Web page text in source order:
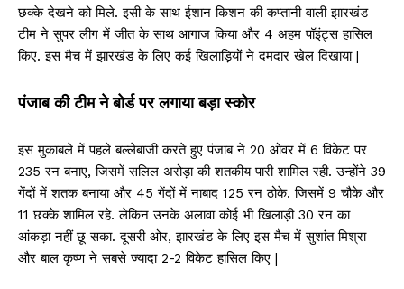
छक्के देखने को मिले. इसी के साथ ईशान किशन की कप्तानी वाली झारखंड
टीम ने सुपर लीग में जीत के साथ आगाज किया और 4 अहम पॉइंट्स हासिल
किए. इस मैच में झारखंड के लिए कई खिलाड़ियों ने दमदार खेल दिखाया |
पंजाब की टीम ने बोर्ड पर लगाया बड़ा स्कोर
इस मुकाबले में पहले बल्लेबाजी करते हुए पंजाब ने 20 ओवर में 6 विकेट पर
235 रन बनाए, जिसमें सलिल अरोड़ा की शतकीय पारी शामिल रही. उन्होंने 39
गेंदों में शतक बनाया और 45 गेंदों में नाबाद 125 रन ठोके. जिसमें 9 चौके और
11 छक्के शामिल रहे. लेकिन उनके अलावा कोई भी खिलाड़ी 30 रन का
आंकड़ा नहीं छू सका. दूसरी ओर, झारखंड के लिए इस मैच में सुशांत मिश्रा
और बाल कृष्ण ने सबसे ज्यादा 2-2 विकेट हासिल किए |